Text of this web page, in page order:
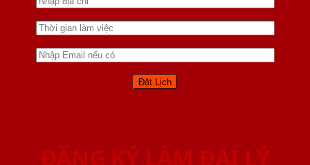
ĐĂNG KÝ LÀM ĐẠI LÝ